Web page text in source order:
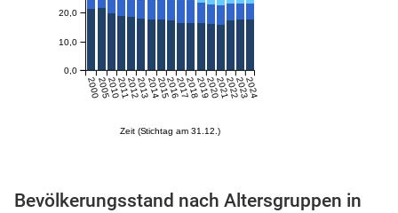
Zeit (Stichtag am 31.12.)
20002005201020112012201320142015201620172018201920202021202220232024
0,0
10,0
20,0
Bevölkerungsstand nach Altersgruppen in